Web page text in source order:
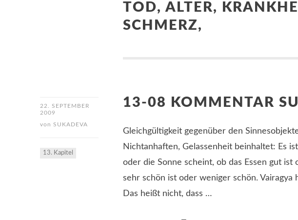
TOD, ALTER,
SCHMERZ,
22. SEPTEMBER
2009
von SUKADEVA
13. Kapitel
13-08 KOMMENTAR
Gleichgültigkeit gegenüber den
Nichtanhaften, Gelassenheit beinhaltet: Es
oder die Sonne scheint, ob das Essen gut
sehr schön ist oder weniger schön. Vairagya
Das heißt nicht, dass …